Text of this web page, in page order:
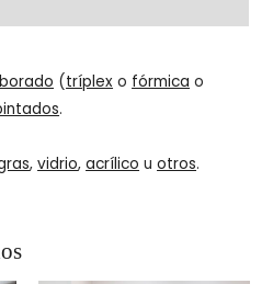
(tríplex o fórmica o
.
,vidrio,acrílico uotros.